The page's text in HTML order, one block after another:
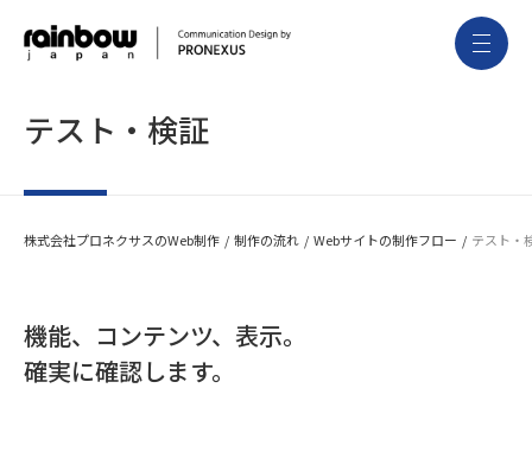
テスト・検証
株式会社プロネクサスのWeb制作 制作の流れ Webサイトの制作フロー テスト・
機能、コンテンツ、表示。
確実に確認します。